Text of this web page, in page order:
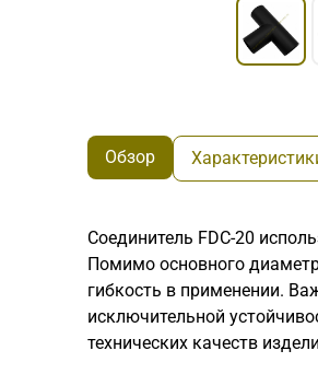
Обзор
Соединитель FDC-20
Помимо основного
гибкость в применении.
исключительной
технических качеств